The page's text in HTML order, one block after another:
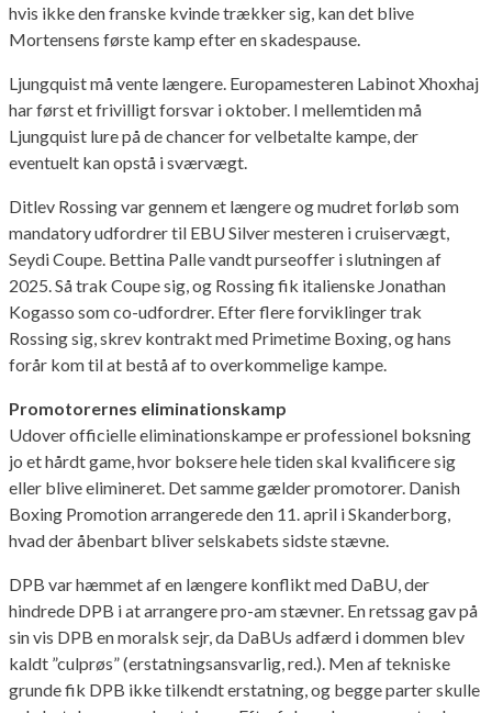
hvis ikke den franske kvinde trækker sig, kan det blive
Mortensens første kamp efter en skadespause.
Ljungquist må vente længere. Europamesteren Labinot Xhoxhaj
har først et frivilligt forsvar i oktober. I mellemtiden må
Ljungquist lure på de chancer for velbetalte kampe, der
eventuelt kan opstå i sværvægt.
Ditlev Rossing var gennem et længere og mudret forløb som
mandatory udfordrer til EBU Silver mesteren i cruiservægt,
Seydi Coupe. Bettina Palle vandt purseoffer i slutningen af
2025. Så trak Coupe sig, og Rossing fik italienske Jonathan
Kogasso som co-udfordrer. Efter flere forviklinger trak
Rossing sig, skrev kontrakt med Primetime Boxing, og hans
forår kom til at bestå af to overkommelige kampe.
Promotorernes eliminationskamp
Udover officielle eliminationskampe er professionel boksning
jo et hårdt game, hvor boksere hele tiden skal kvalificere sig
eller blive elimineret. Det samme gælder promotorer. Danish
Boxing Promotion arrangerede den 11. april i Skanderborg,
hvad der åbenbart bliver selskabets sidste stævne.
DPB var hæmmet af en længere konflikt med DaBU, der
hindrede DPB i at arrangere pro-am stævner. En retssag gav på
sin vis DPB en moralsk sejr, da DaBUs adfærd i dommen blev
kaldt ”culprøs” (erstatningsansvarlig, red.). Men af tekniske
grunde fik DPB ikke tilkendt erstatning, og begge parter skulle